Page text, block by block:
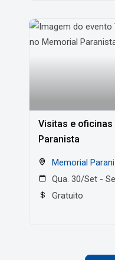
Visitas e
Paranista
Memorial
Qua. 30/Set -
Gratuito